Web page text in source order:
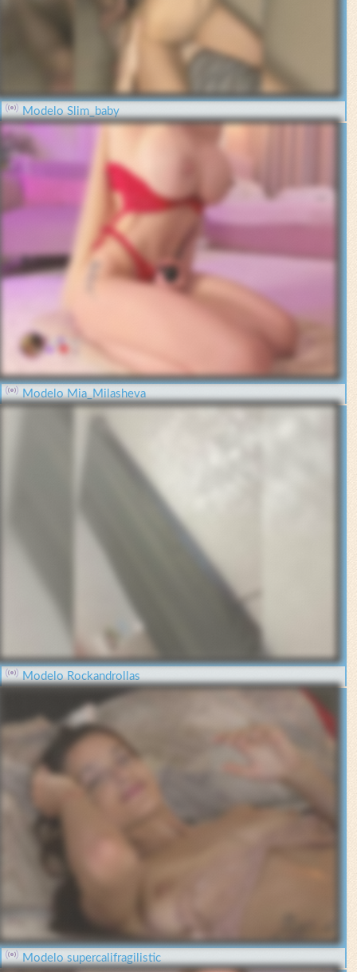
Modelo Slim_baby
Modelo Mia_Milasheva
Modelo Rockandrollas
Modelo supercalifragilistic